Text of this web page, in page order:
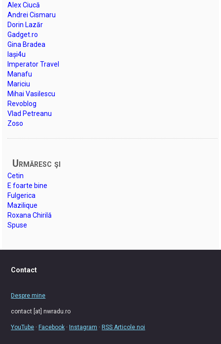
Alex Ciucă
Andrei Cismaru
Dorin Lazăr
Gadget.ro
Gina Bradea
Iași4u
Imperator Travel
Manafu
Mariciu
Mihai Vasilescu
Revoblog
Vlad Petreanu
Zoso
Urmăresc şi
Cetin
E foarte bine
Fulgerica
Mazilique
Roxana Chirilă
Spuse
Contact
Despre mine
contact [at] nwradu.ro
YouTube ·Facebook ·Instagram ·RSS Articole noi